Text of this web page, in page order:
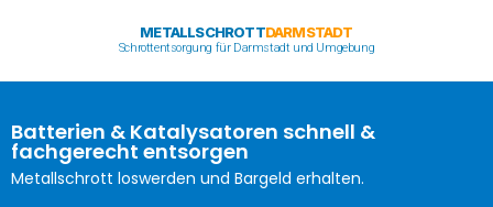
METALLSCHROTTDARMSTADT
Schrottentsorgung für Darmstadt und Umgebung
Batterien & Katalysatoren schnell &
fachgerecht entsorgen
Metallschrott loswerden und Bargeld erhalten.